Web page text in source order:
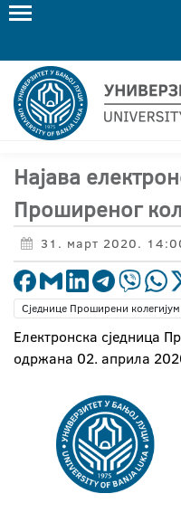
Најава
Проширеног
31. март 2020.
Сједнице Проширени колегијум
Електронска сједница
одржана 02. априла